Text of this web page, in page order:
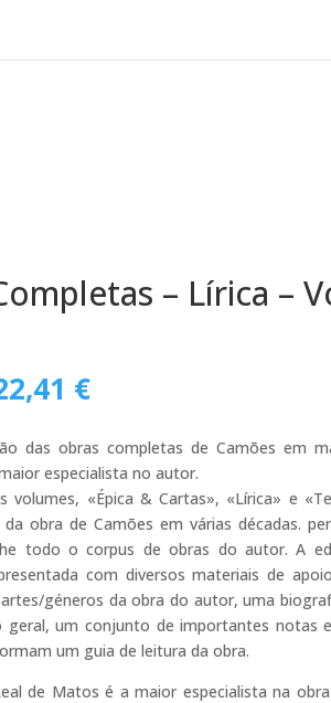
– Lírica –
€.
€O
preço
atual
é:
22,41 €.
das obras completas de Camões em
especialista no autor.
volumes, «Épica & Cartas», «Lírica» e
obra de Camões em várias décadas.
todo o corpus de obras do autor. A
com diversos materiais de
géneros da obra do autor, uma
geral, um conjunto de importantes notas
um guia de leitura da obra.
de Matos é a maior especialista na